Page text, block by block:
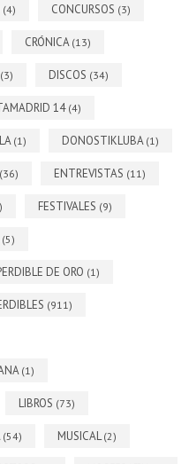
(4) CONCURSOS (3)
CRÓNICA (13)
(3) DISCOS (34)
14(4)
(1) DONOSTIKLUBA (1)
(36) ENTREVISTAS (11)
FESTIVALES (9)
(5)
DE ORO (1)
(911)
(1)
LIBROS (73)
(54) MUSICAL(2)